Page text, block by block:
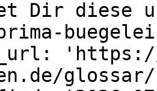
Dir diese
'https://